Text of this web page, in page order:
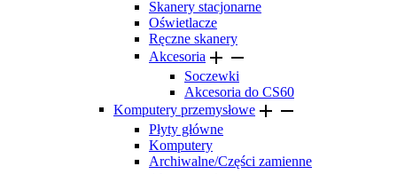
Skanery stacjonarne
Oświetlacze
Ręczne skanery
Akcesoria  
Soczewki
Akcesoria do CS60
Komputery przemysłowe  
Płyty główne
Komputery
Archiwalne/Części zamienne